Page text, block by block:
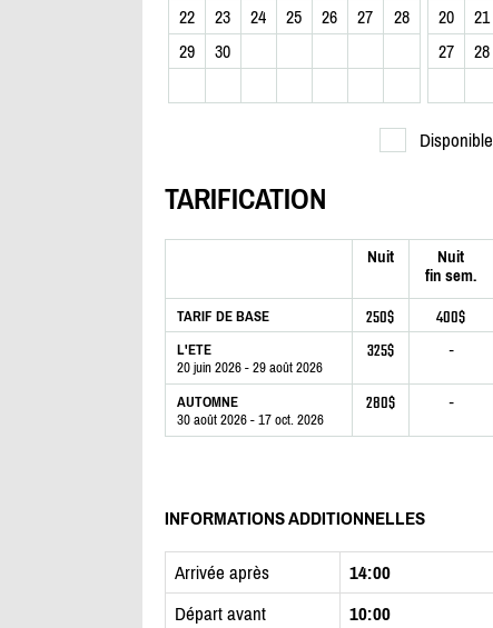
22
23 24 25 26 27
28
29
30
20
21
27
28
Disponible
TARIFICATION
Nuit
Nuit
fin sem.
TARIF DE BASE 250$ 400$
L'ETE
20 juin 2026 - 29 août 2026
325$ -
AUTOMNE
30 août 2026 - 17 oct. 2026
280$ -
INFORMATIONS ADDITIONNELLES
Arrivée après
14:00
Départ avant
10:00